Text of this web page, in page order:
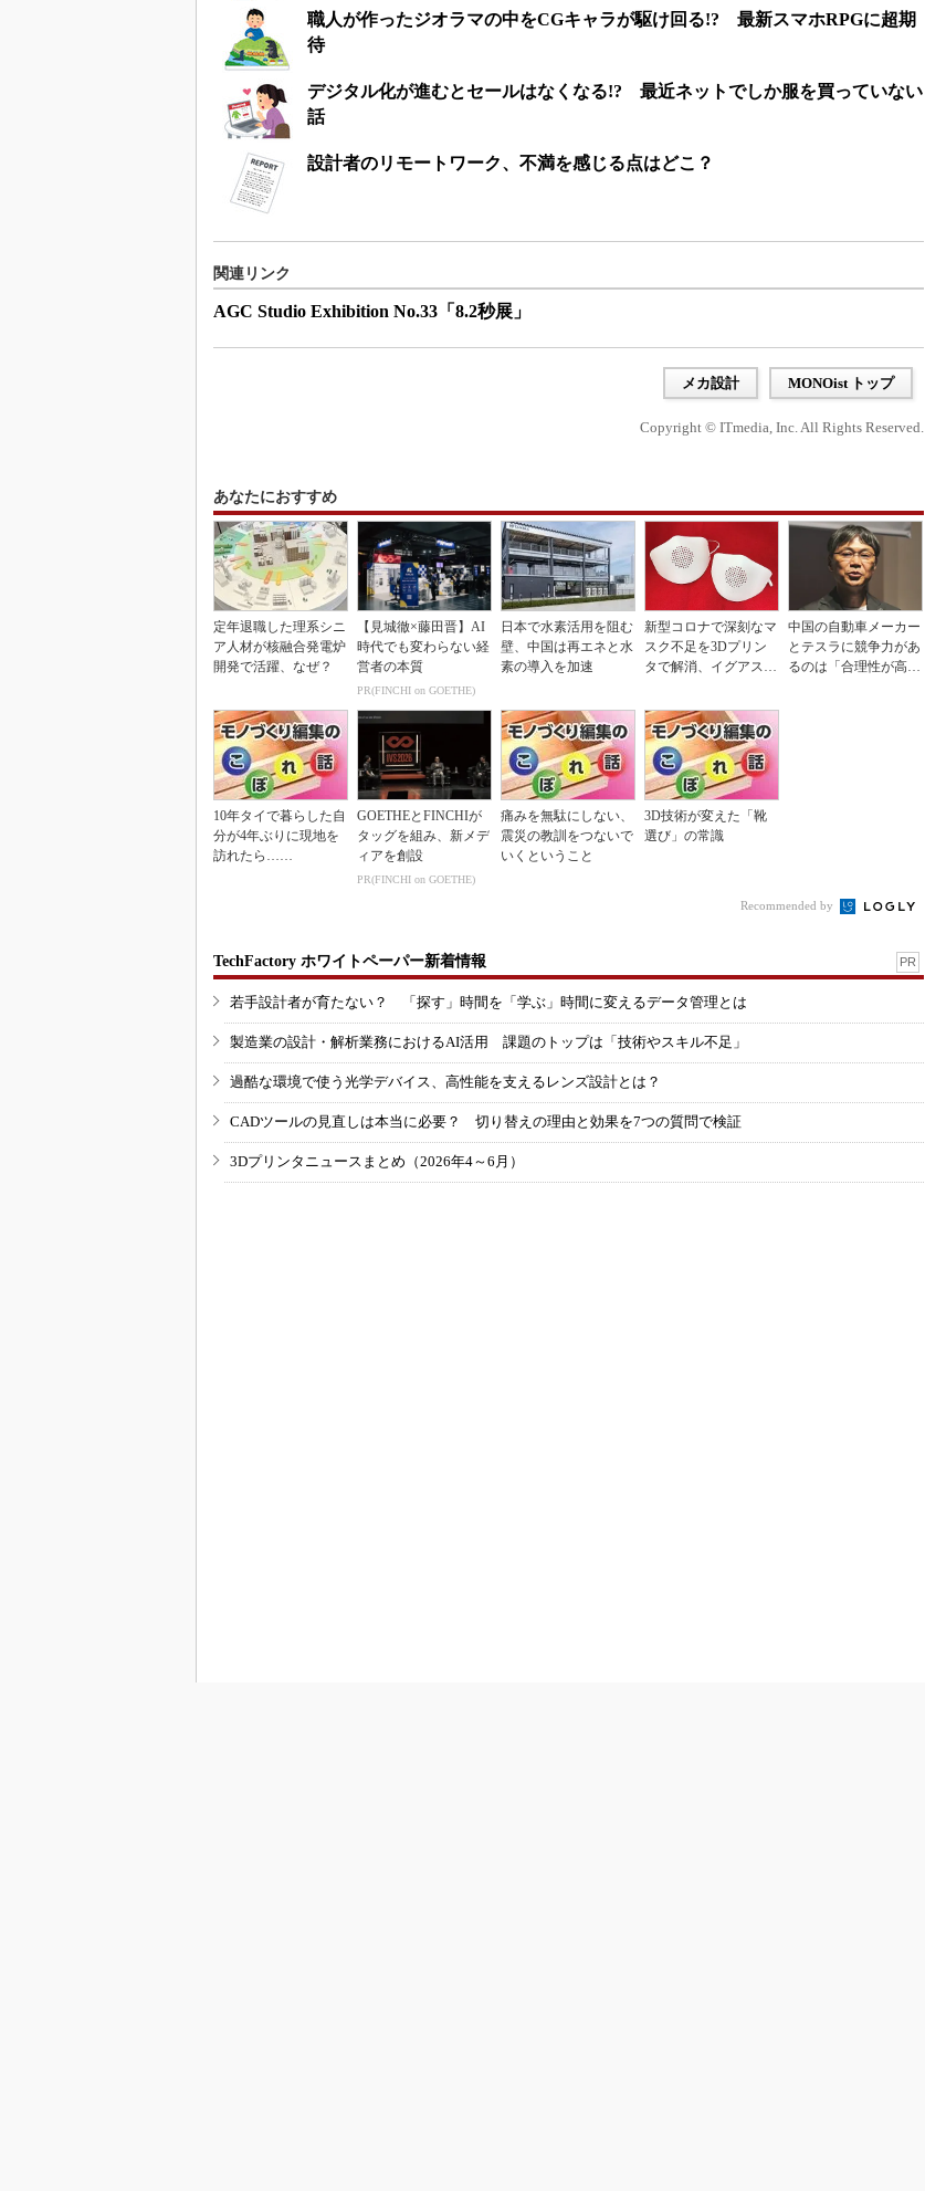
職人が作ったジオラマの中をCGキャラが駆け回る!? 最新スマホRPGに超期
待
デジタル化が進むとセールはなくなる!? 最近ネットでしか服を買っていない
話
設計者のリモートワーク、不満を感じる点はどこ？
関連リンク
AGC Studio Exhibition No.33「8.2秒展」
メカ設計 MONOist トップ
Copyright © ITmedia, Inc. All Rights Reserved.
あなたにおすすめ
定年退職した理系シニ
ア人材が核融合発電炉
開発で活躍、なぜ？
【見城徹×藤田晋】AI
時代でも変わらない経
営者の本質
PR(FINCHI on GOETHE)
日本で水素活用を阻む
壁、中国は再エネと水
素の導入を加速
新型コロナで深刻なマ
スク不足を3Dプリン
タで解消、イグアスが
中国の自動車メーカー
とテスラに競争力があ
るのは「合理性が高
10年タイで暮らした自
分が4年ぶりに現地を
訪れたら……
GOETHEとFINCHIが
タッグを組み、新メデ
ィアを創設
PR(FINCHI on GOETHE)
痛みを無駄にしない、
震災の教訓をつないで
いくということ
3D技術が変えた「靴
選び」の常識
Recommended by
TechFactory ホワイトペーパー新着情報 PR
若手設計者が育たない？ 「探す」時間を「学ぶ」時間に変えるデータ管理とは
製造業の設計・解析業務におけるAI活用 課題のトップは「技術やスキル不足」
過酷な環境で使う光学デバイス、高性能を支えるレンズ設計とは？
CADツールの見直しは本当に必要？ 切り替えの理由と効果を7つの質問で検証
3Dプリンタニュースまとめ（2026年4～6月）